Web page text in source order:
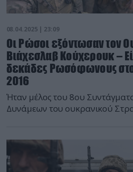
08.04.2025 | 23:09
Οι Ρώσοι εξόντωσαν τον
Βιάχεσλαβ Κούχερουκ –
δεκάδες Ρωσόφωνους
2016
Ήταν μέλος του 8ου
Δυνάμεων του ουκρανικού